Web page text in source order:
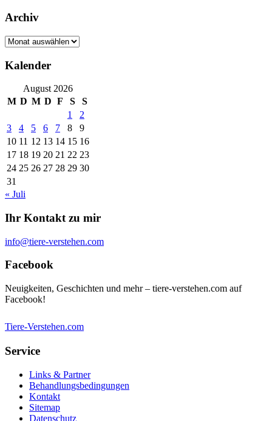
Archiv
Archiv
Kalender
August 2026
M D M D F S
S
1
2
3
4 5 6 7 8
9
10 11 12 13 14 15 16
17 18 19 20 21 22 23
24 25 26 27 28 29 30
31
« Juli
Ihr Kontakt zu mir
info@tiere-verstehen.com
Facebook
Neuigkeiten, Geschichten und mehr – tiere-verstehen.com auf
Facebook!
Tiere-Verstehen.com
Service
Links & Partner
Behandlungsbedingungen
Kontakt
Sitemap
Datenschutz